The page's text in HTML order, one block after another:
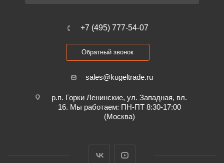
+7 (495) 777-54-07
Обратный звонок
sales@kugeltrade.ru
р.п. Горки Ленинские, ул. Западная, вл.
16. Мы работаем: ПН-ПТ 8:30-17:00
(Москва)